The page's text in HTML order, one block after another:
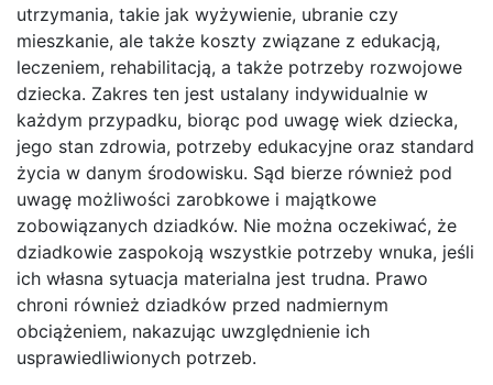
utrzymania, takie jak wyżywienie, ubranie czy
mieszkanie, ale także koszty związane z edukacją,
leczeniem, rehabilitacją, a także potrzeby rozwojowe
dziecka. Zakres ten jest ustalany indywidualnie w
każdym przypadku, biorąc pod uwagę wiek dziecka,
jego stan zdrowia, potrzeby edukacyjne oraz standard
życia w danym środowisku. Sąd bierze również pod
uwagę możliwości zarobkowe i majątkowe
zobowiązanych dziadków. Nie można oczekiwać, że
dziadkowie zaspokoją wszystkie potrzeby wnuka, jeśli
ich własna sytuacja materialna jest trudna. Prawo
chroni również dziadków przed nadmiernym
obciążeniem, nakazując uwzględnienie ich
usprawiedliwionych potrzeb.